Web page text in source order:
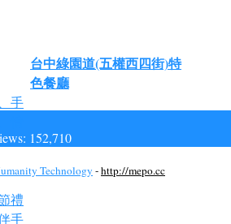
手
禮
手
台中綠園道(五權西四街)特
色餐廳
152,710
Technology -http://mepo.cc